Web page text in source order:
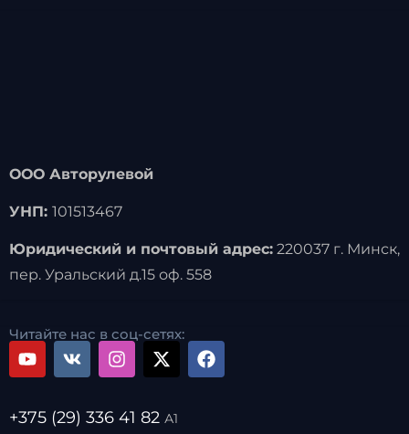
ООО Авторулевой
УНП: 101513467
Юридический и почтовый адрес:220037 г. Минск,
пер. Уральский д.15 оф. 558
Читайте нас в соц-сетях:
+375 (29) 336 41 82 А1